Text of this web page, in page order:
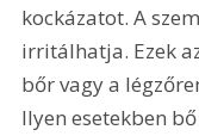
kockázatot. A
irritálhatja. Ezek
bőr vagy a
Ilyen esetekben